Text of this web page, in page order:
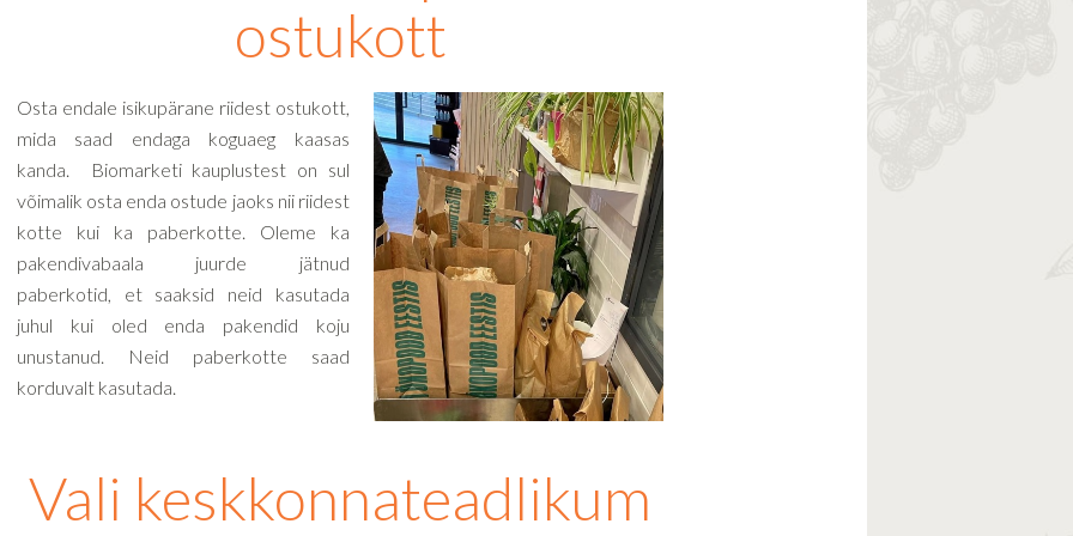
ostukott
Osta endale isikupärane riidest ostukott,
mida saad endaga koguaeg kaasas
kanda. Biomarketi kauplustest on sul
võimalik osta enda ostude jaoks nii riidest
kotte kui ka paberkotte. Oleme ka
pakendivabaala juurde jätnud
paberkotid, et saaksid neid kasutada
juhul kui oled enda pakendid koju
unustanud. Neid paberkotte saad
korduvalt kasutada.
Vali keskkonnateadlikum